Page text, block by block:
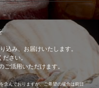
込み、お届けいたします。
さい。
活用いただけます。
含んでおりますが、ご希望の場合は前日